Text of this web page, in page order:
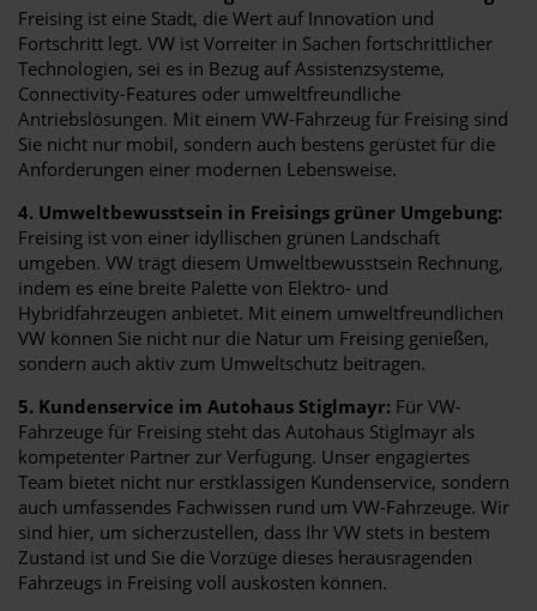
Freising ist eine Stadt, die Wert auf Innovation und
Fortschritt legt. VW ist Vorreiter in Sachen fortschrittlicher
Technologien, sei es in Bezug auf Assistenzsysteme,
Connectivity-Features oder umweltfreundliche
Antriebslösungen. Mit einem VW-Fahrzeug für Freising sind
Sie nicht nur mobil, sondern auch bestens gerüstet für die
Anforderungen einer modernen Lebensweise.
4. Umweltbewusstsein in Freisings grüner Umgebung:
Freising ist von einer idyllischen grünen Landschaft
umgeben. VW trägt diesem Umweltbewusstsein Rechnung,
indem es eine breite Palette von Elektro- und
Hybridfahrzeugen anbietet. Mit einem umweltfreundlichen
VW können Sie nicht nur die Natur um Freising genießen,
sondern auch aktiv zum Umweltschutz beitragen.
5. Kundenservice im Autohaus Stiglmayr: Für VW-
Fahrzeuge für Freising steht das Autohaus Stiglmayr als
kompetenter Partner zur Verfügung. Unser engagiertes
Team bietet nicht nur erstklassigen Kundenservice, sondern
auch umfassendes Fachwissen rund um VW-Fahrzeuge. Wir
sind hier, um sicherzustellen, dass Ihr VW stets in bestem
Zustand ist und Sie die Vorzüge dieses herausragenden
Fahrzeugs in Freising voll auskosten können.